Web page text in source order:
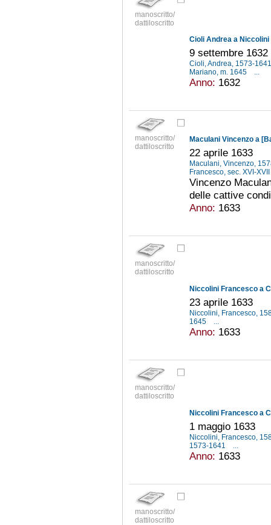
manoscritto/
dattiloscritto
Cioli Andrea a
9 settembre 1632
Cioli, Andrea, 1573-
Mariano, m. 1645
...
Anno: 1632
manoscritto/
dattiloscritto
Maculani Vincenzo a
22 aprile 1633
Maculani, Vincenzo,
Francesco, sec. XVI-XVII
Vincenzo
delle cattive
Anno: 1633
manoscritto/
dattiloscritto
Niccolini Francesco a
23 aprile 1633
Niccolini, Francesco,
1645
...
Anno: 1633
manoscritto/
dattiloscritto
Niccolini Francesco a
1 maggio 1633
Niccolini, Francesco,
1573-1641
...
Anno: 1633
manoscritto/
dattiloscritto